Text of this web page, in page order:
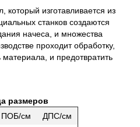
изготавливается из
станков создаются
начеса, и множества
проходит обработку,
материала, и предотвратить
размеров
ПОБ/см
ДПС/см